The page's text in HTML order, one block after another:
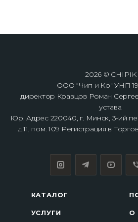
2026 © CHIPIK
ООО "Чип и Ко" УНП
директор Кравцов Роман
устава.
Юр. Адрес 220040, г. Минск, 3-ий
д.11, пом. 109 Регистрация в
КАТАЛОГ
УСЛУГИ О